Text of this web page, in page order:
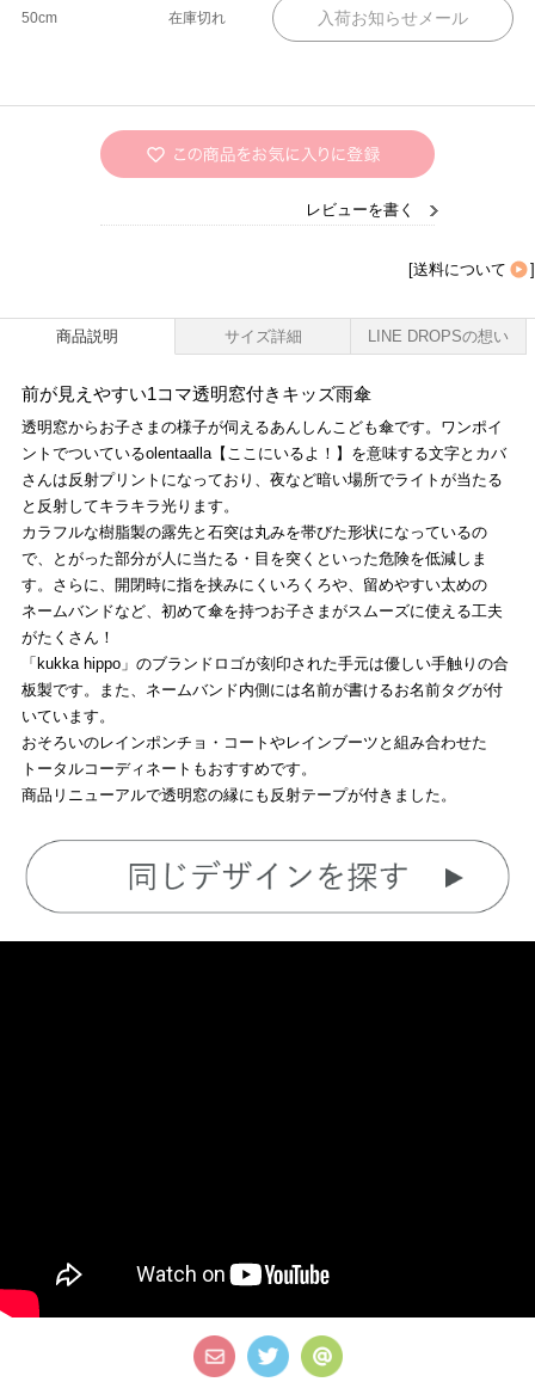
50cm 在庫切れ
レビューを書く
[送料について ]
商品説明 サイズ詳細 LINE DROPSの想い
前が見えやすい1コマ透明窓付きキッズ雨傘
透明窓からお子さまの様子が伺えるあんしんこども傘です。ワンポイ
ントでついているolentaalla【ここにいるよ！】を意味する文字とカバ
さんは反射プリントになっており、夜など暗い場所でライトが当たる
と反射してキラキラ光ります。
カラフルな樹脂製の露先と石突は丸みを帯びた形状になっているの
で、とがった部分が人に当たる・目を突くといった危険を低減しま
す。さらに、開閉時に指を挟みにくいろくろや、留めやすい太めの
ネームバンドなど、初めて傘を持つお子さまがスムーズに使える工夫
がたくさん！
「kukka hippo」のブランドロゴが刻印された手元は優しい手触りの合
板製です。また、ネームバンド内側には名前が書けるお名前タグが付
いています。
おそろいのレインポンチョ・コートやレインブーツと組み合わせた
トータルコーディネートもおすすめです。
商品リニューアルで透明窓の縁にも反射テープが付きました。